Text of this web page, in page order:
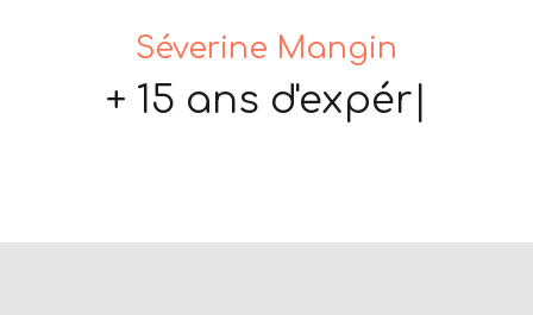
Séverine Mangin
+ 15 ans d'expérience